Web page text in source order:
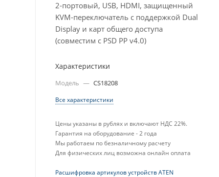
2-портовый, USB, HDMI, защищенный
KVM-переключатель с поддержкой Dual
Display и карт общего доступа
(совместим с PSD PP v4.0)
Характеристики
Модель — CS18208
Все характеристики
Цены указаны в рублях и включают НДС 22%.
Гарантия на оборудование - 2 года
Мы работаем по безналичному расчету
Для физических лиц возможна онлайн оплата
Расшифровка артикулов устройств ATEN